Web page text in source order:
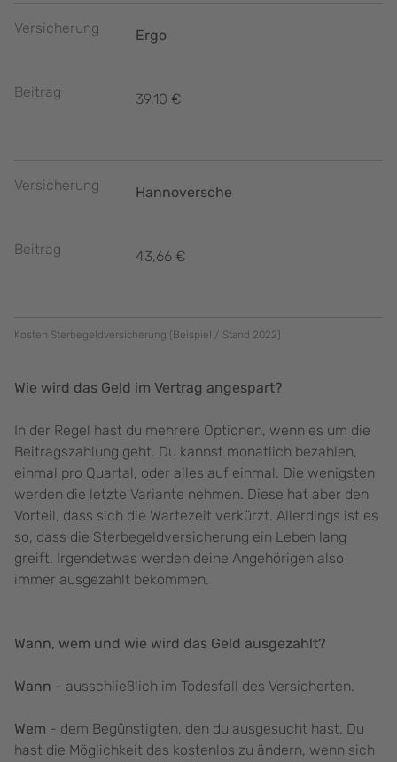
Versicherung Ergo
Beitrag 39,10 €
Versicherung Hannoversche
Beitrag 43,66 €
Kosten Sterbegeldversicherung (Beispiel / Stand 2022)
Wie wird das Geld im Vertrag angespart?
In der Regel hast du mehrere Optionen, wenn es um die
Beitragszahlung geht. Du kannst monatlich bezahlen,
einmal pro Quartal, oder alles auf einmal. Die wenigsten
werden die letzte Variante nehmen. Diese hat aber den
Vorteil, dass sich die Wartezeit verkürzt. Allerdings ist es
so, dass die Sterbegeldversicherung ein Leben lang
greift. Irgendetwas werden deine Angehörigen also
immer ausgezahlt bekommen.
Wann, wem und wie wird das Geld ausgezahlt?
Wann - ausschließlich im Todesfall des Versicherten.
Wem - dem Begünstigten, den du ausgesucht hast. Du
hast die Möglichkeit das kostenlos zu ändern, wenn sich